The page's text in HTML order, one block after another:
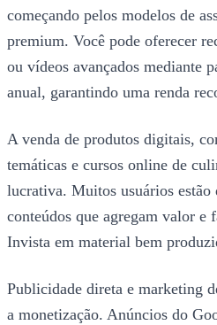
começando pelos modelos de
premium. Você pode oferecer
ou vídeos avançados mediante
anual, garantindo uma renda
A venda de produtos digitais,
temáticas e cursos online de
lucrativa. Muitos usuários estão
conteúdos que agregam valor e
Invista em material bem
Publicidade direta e marketing
a monetização. Anúncios do